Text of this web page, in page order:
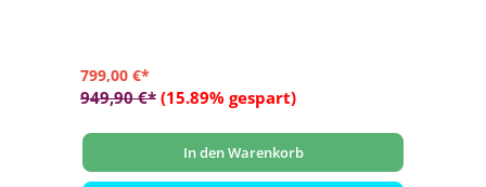
799,00 €*
949,90 €* (15.89% gespart)
In den Warenkorb